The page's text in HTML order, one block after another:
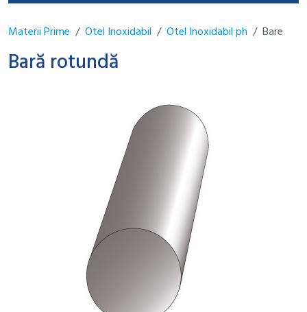
Materii Prime Otel Inoxidabil Otel Inoxidabil ph Bare
Bară rotundă